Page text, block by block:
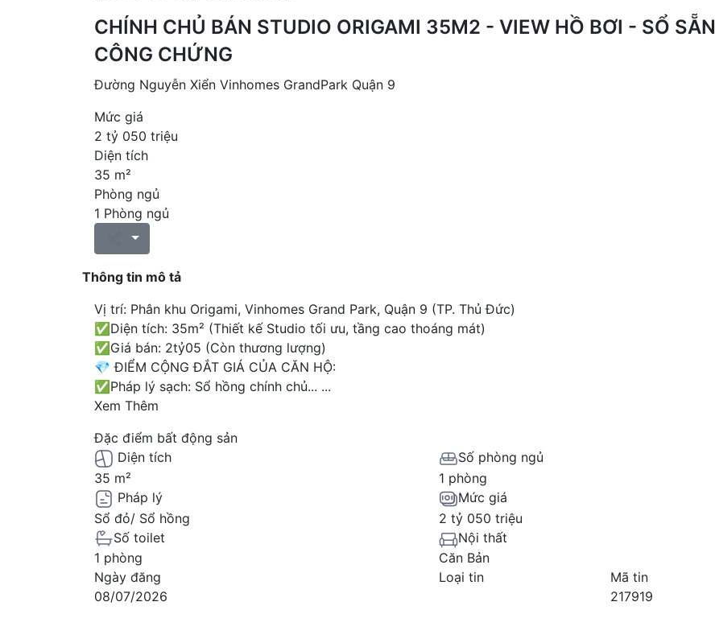
CHÍNH CHỦ BÁN STUDIO ORIGAMI 35M2 - VIEW HỒ BƠI - SỔ SẴN
CÔNG CHỨNG
Đường Nguyễn Xiển Vinhomes GrandPark Quận 9
Mức giá
2 tỷ 050 triệu
Diện tích
35 m²
Phòng ngủ
1 Phòng ngủ
Thông tin mô tả
Vị trí: Phân khu Origami, Vinhomes Grand Park, Quận 9 (TP. Thủ Đức)
✅Diện tích: 35m² (Thiết kế Studio tối ưu, tầng cao thoáng mát)
✅Giá bán: 2tỷ05 (Còn thương lượng)
💎 ĐIỂM CỘNG ĐẮT GIÁ CỦA CĂN HỘ:
✅Pháp lý sạch: Sổ hồng chính chủ... ...
Xem Thêm
Đặc điểm bất động sản
Diện tích
35 m²
Số phòng ngủ
1 phòng
Pháp lý
Sổ đỏ/ Sổ hồng
Mức giá
2 tỷ 050 triệu
Số toilet
1 phòng
Nội thất
Căn Bản
Ngày đăng
08/07/2026
Loại tin
Mã tin
217919